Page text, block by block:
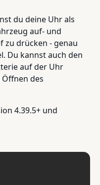
du deine Uhr als
auf- und
zu drücken - genau
Du kannst auch den
auf der Uhr
des
4.39.5+ und